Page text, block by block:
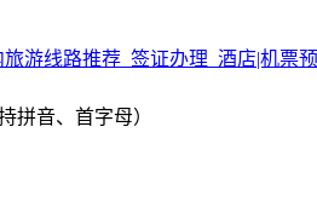
拼音、首字母）